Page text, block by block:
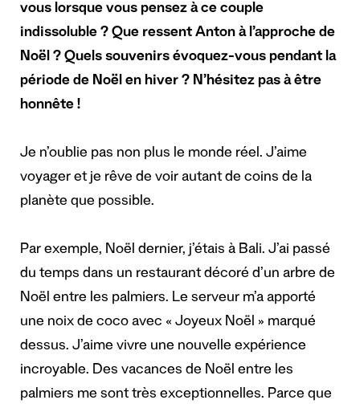
vous lorsque vous pensez à ce couple
indissoluble ? Que ressent Anton à l’approche de
Noël ? Quels souvenirs évoquez-vous pendant la
période de Noël en hiver ? N’hésitez pas à être
honnête !
Je n’oublie pas non plus le monde réel. J’aime
voyager et je rêve de voir autant de coins de la
planète que possible.
Par exemple, Noël dernier, j’étais à Bali. J’ai passé
du temps dans un restaurant décoré d’un arbre de
Noël entre les palmiers. Le serveur m’a apporté
une noix de coco avec « Joyeux Noël » marqué
dessus. J’aime vivre une nouvelle expérience
incroyable. Des vacances de Noël entre les
palmiers me sont très exceptionnelles. Parce que